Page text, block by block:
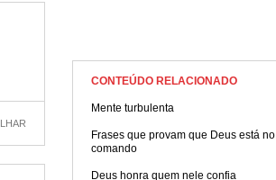
CONTEÚDO RELACIONADO
Mente turbulenta
Frases que provam que Deus está no
comando
Deus honra quem nele confia